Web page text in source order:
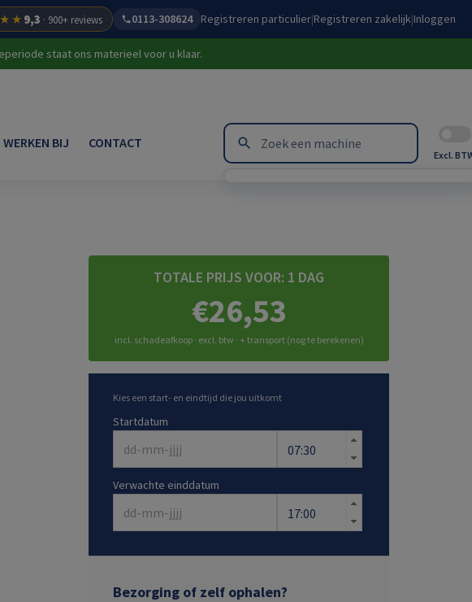
9,3 · 900+ reviews 0113-308624 Registreren particulier|Registreren zakelijk|Inloggen
staat ons materieel voor u klaar.
WERKEN BIJ CONTACT
Excl.
TOTALE PRIJS VOOR: 1 DAG
€26,53
incl. schadeafkoop · excl. btw · + transport (nog te berekenen)
Kies een start- en eindtijd die jou uitkomt
Startdatum
Verwachte einddatum
Bezorging of zelf ophalen?